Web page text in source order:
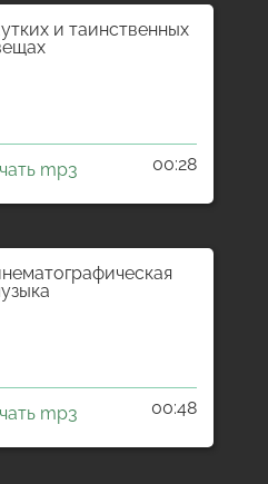
и таинственных
mp3 00:28
mp3 00:48